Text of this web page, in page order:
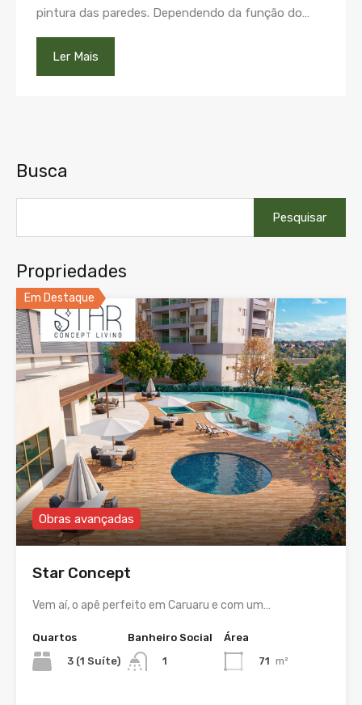
pintura das paredes. Dependendo da função do…
Ler Mais
Busca
por:
Propriedades
Em Destaque
Obras avançadas
Star Concept
Vem aí, o apê perfeito em Caruaru e com um…
Quartos
3 (1 Suíte)
Banheiro Social
1
Área
71 m²